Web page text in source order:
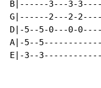
B|------3---3-
G|------2---2-
D|-5--5-0---0-
A|-5--
E|-3--